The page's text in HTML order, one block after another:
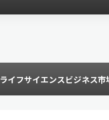
ライフサイエンスビジネス市